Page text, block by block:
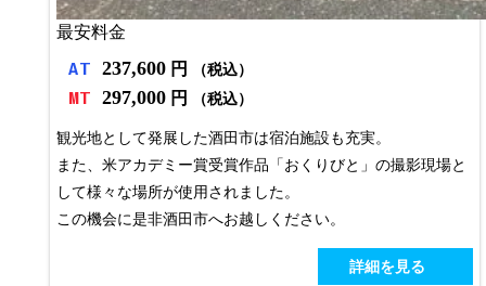
最安料金
AT 237,600 円 （税込）
MT 297,000 円 （税込）
観光地として発展した酒田市は宿泊施設も充実。
また、米アカデミー賞受賞作品「おくりびと」の撮影現場と
して様々な場所が使用されました。
この機会に是非酒田市へお越しください。
詳細を見る